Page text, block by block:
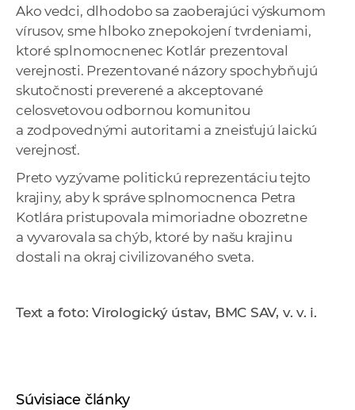
c
h
A
Ako vedci, dlhodobo sa zaoberajúci výskumom
vírusov, sme hlboko znepokojení tvrdeniami,
ktoré splnomocnenec Kotlár prezentoval
verejnosti. Prezentované názory spochybňujú
skutočnosti preverené a akceptované
celosvetovou odbornou komunitou
a zodpovednými autoritami a zneisťujú laickú
verejnosť.
Preto vyzývame politickú reprezentáciu tejto
krajiny, aby k správe splnomocnenca Petra
Kotlára pristupovala mimoriadne obozretne
a vyvarovala sa chýb, ktoré by našu krajinu
dostali na okraj civilizovaného sveta.
Text a foto: Virologický ústav, BMC SAV, v. v. i.
Súvisiace články